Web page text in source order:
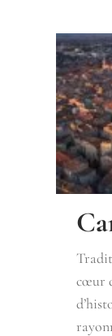
cœur